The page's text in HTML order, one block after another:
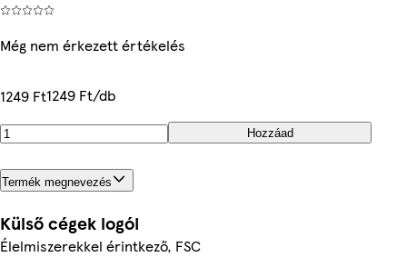
Még nem érkezett értékelés
1249 Ft1249 Ft/db
Hozzáad
Termék megnevezés
Külső cégek logói
Élelmiszerekkel érintkező, FSC